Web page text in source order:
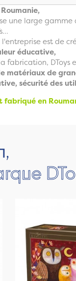
une large
est de
éducative,
fabrication, DToys
matériaux de
sécurité des
fabriqué en